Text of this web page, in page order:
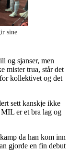
sine
og sjanser, men
mister trua, står det
kollektivet og det
sett kanskje ikke
er et bra lag og
da han kom inn
gjorde en fin debut